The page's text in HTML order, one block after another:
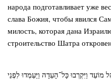
народа подготавливает уже
слава Божия, чтобы явился
милость, которая дана
строительство Шатра
וַיִּקְרְבוּ כָּל־הָעֵדָה וַיַּעַמְדוּ לִפְנֵי